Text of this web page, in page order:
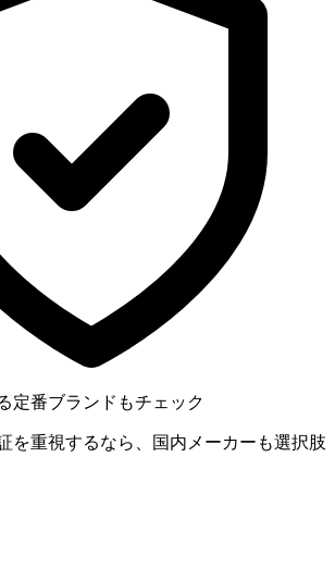
定番ブランドもチェック
を重視するなら、国内メーカーも選択肢